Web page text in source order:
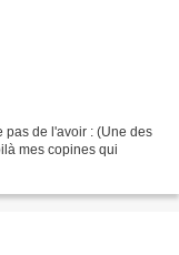
pas de l'avoir : (Une des
mes copines qui